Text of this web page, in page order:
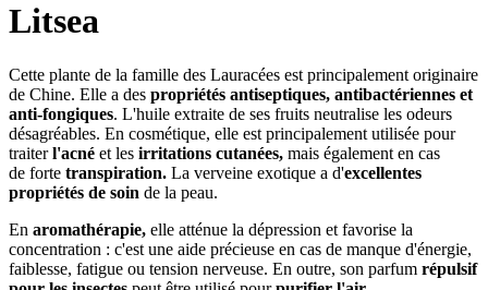
Litsea
Cette plante de la famille des Lauracées est principalement originaire
de Chine. Elle a des propriétés antiseptiques, antibactériennes et
anti-fongiques. L'huile extraite de ses fruits neutralise les odeurs
désagréables. En cosmétique, elle est principalement utilisée pour
traiterl'acné et les irritations cutanées, mais également en cas
de forte transpiration. La verveine exotique a d'excellentes
propriétés de soin de la peau.
En aromathérapie, elle atténue la dépression et favorise la
concentration : c'est une aide précieuse en cas de manque d'énergie,
faiblesse, fatigue ou tension nerveuse. En outre, son parfum répulsif